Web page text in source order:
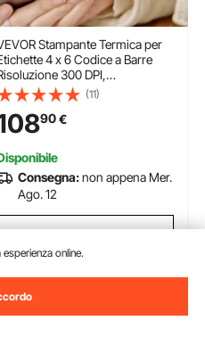
Stampante Termica per
4 x 6 Codice a Barre
300 DPI,
USB / Bluetooth,
Etichettatrice Termica 150 mm/s
a
IOS/Android/Windows/MAC
Linux/Chromebook
(11)
90€
Consegna:non appena Mer.
Ago. 12
Aggiungi al carrello
Prossimo
online.